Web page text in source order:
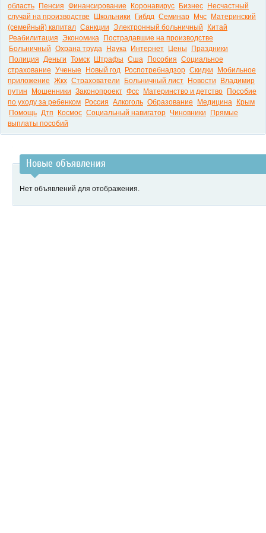
область
Пенсия Финансирование Коронавирус Бизнес
Несчастный
случай на производстве
Школьники Гибдд Семинар Мчс
Материнский
(семейный) капитал Санкции Электронный больничный
Китай
Реабилитация Экономика
Пострадавшие на производстве
Больничный Охрана труда Наука Интернет Цены
Праздники
Полиция Деньги Томск Штрафы Сша Пособия Социальное
страхование Ученые Новый год Роспотребнадзор Скидки
Мобильное
приложение Жкх Страхователи Больничный лист Новости
Владимир
путин
Мошенники Законопроект Фсс Материнство и детство
Пособие
по уходу за ребенком
Россия Алкоголь Образование Медицина
Крым
Помощь Дтп Космос Социальный навигатор Чиновники
Прямые
выплаты пособий
Новые объявления
Нет объявлений для отображения.